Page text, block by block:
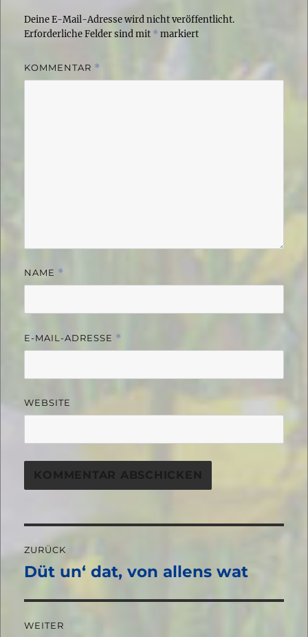
Deine E-Mail-Adresse wird nicht veröffentlicht.
Erforderliche Felder sind mit * markiert
KOMMENTAR *
NAME *
E-MAIL-ADRESSE *
WEBSITE
Beitragsnavigation
ZURÜCK
Vorheriger
Düt un‘ dat, von allens wat
WEITER